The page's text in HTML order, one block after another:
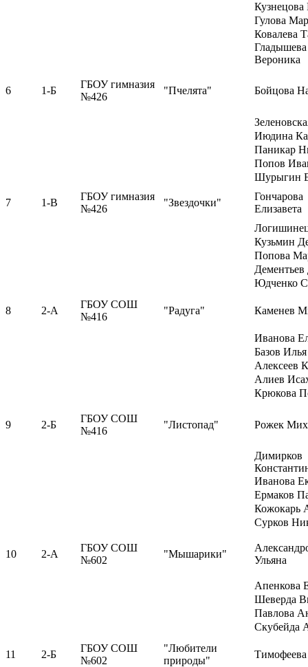
Гулова
Ковалева
Гладышева
Вероника
6 1-Б
ГБОУ гимназия
№426
"Пчелята" Бойцова
Июдина
Паникар
Попов
Шурыгин
7 1-В
ГБОУ гимназия
№426
"Звездочки"
Гончарова
Елизавета
Кузьмин
Попова
Юдченко
8 2-А
ГБОУ СОШ
№416
"Радуга" Каменев
Иванова
Базов Илья
Алексеев
Алиев
Крюкова
9 2-Б
ГБОУ СОШ
№416
"Листопад" Рожек
Димирков
Иванова
Ермаков
Кожокарь
Сурков
10 2-А
ГБОУ СОШ
№602
"Мышарики"
Ульяна
Апенкова
Шеверда
Павлова
Скубейда
11 2-Б
ГБОУ СОШ
№602
"Любители
природы"